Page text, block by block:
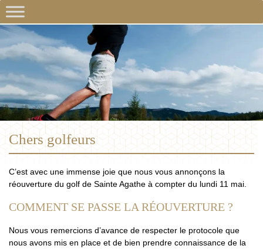
Chers golfeurs
C’est avec une immense joie que nous vous annonçons la
réouverture du golf de Sainte Agathe à compter du lundi 11 mai.
COMMENT SE PASSE LA RÉOUVERTURE ?
Nous vous remercions d’avance de respecter le protocole que
nous avons mis en place et de bien prendre connaissance de la